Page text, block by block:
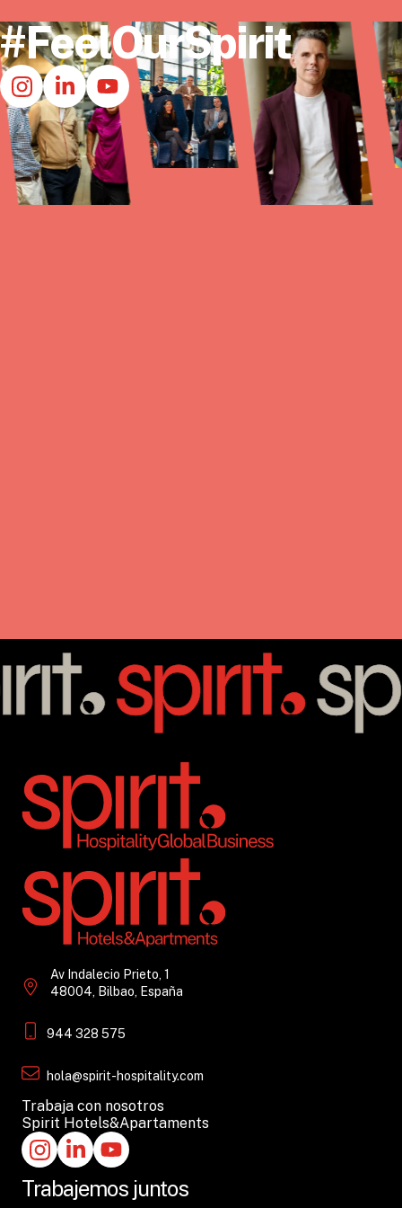
#FeelOurSpirit
Av Indalecio Prieto, 1
48004, Bilbao, España
944 328 575
hola@spirit-hospitality.com
Trabaja con nosotros
Spirit Hotels&Apartaments
Trabajemos juntos